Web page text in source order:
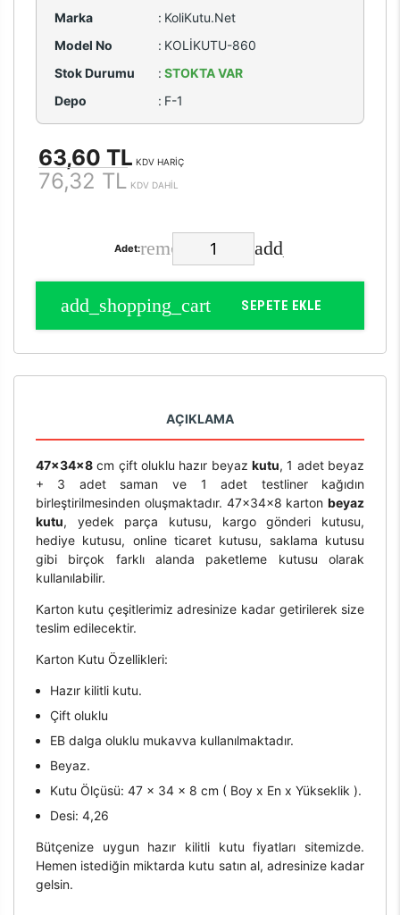
Marka
: KoliKutu.Net
Model No
: KOLİKUTU-860
Stok Durumu
: STOKTA VAR
Depo
: F-1
63,60 TL KDV HARİÇ
76,32 TL KDV DAHİL
Adet:
SEPETE EKLE
AÇIKLAMA
47x34x8cm çift oluklu hazır beyazkutu, 1 adet beyaz
+ 3 adet saman ve 1 adet testliner kağıdın
birleştirilmesinden oluşmaktadır. 47x34x8 kartonbeyaz
kutu, yedek parça kutusu, kargo gönderi kutusu,
hediye kutusu, online ticaret kutusu, saklama kutusu
gibi birçok farklı alanda paketleme kutusu olarak
kullanılabilir.
Karton kutu çeşitlerimiz adresinize kadar getirilerek size
teslim edilecektir.
Karton Kutu Özellikleri:
Hazır kilitli kutu.
Çift oluklu
EB dalga oluklu mukavva kullanılmaktadır.
Beyaz.
Kutu Ölçüsü: 47 x 34 x 8 cm ( Boy x En x Yükseklik ).
Desi: 4,26
Bütçenize uygun hazır kilitli kutu fiyatları sitemizde.
Hemen istediğin miktarda kutu satın al, adresinize kadar
gelsin.